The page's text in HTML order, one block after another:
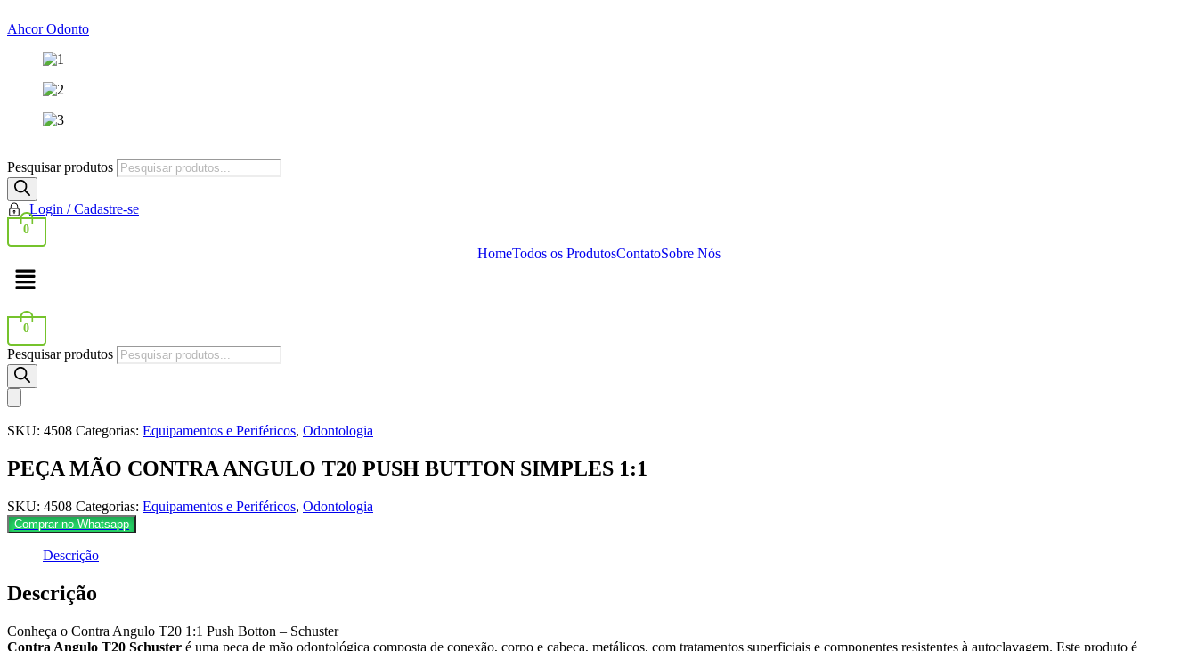
Ahcor Odonto
Pesquisar produtos
Login / Cadastre-se
0
HomeTodos os ProdutosContatoSobre Nós
0
Pesquisar produtos
SKU: 4508 Categorias: Equipamentos e Periféricos, Odontologia
PEÇA MÃO CONTRA ANGULO T20 PUSH BUTTON SIMPLES 1:1
SKU: 4508 Categorias: Equipamentos e Periféricos, Odontologia
Comprar no Whatsapp
Descrição
Descrição
Conheça o Contra Angulo T20 1:1 Push Botton – Schuster
Contra Angulo T20 Schuster é uma peça de mão odontológica composta de conexão, corpo e cabeça, metálicos, com tratamentos superficiais e componentes resistentes à autoclavagem. Este produto é